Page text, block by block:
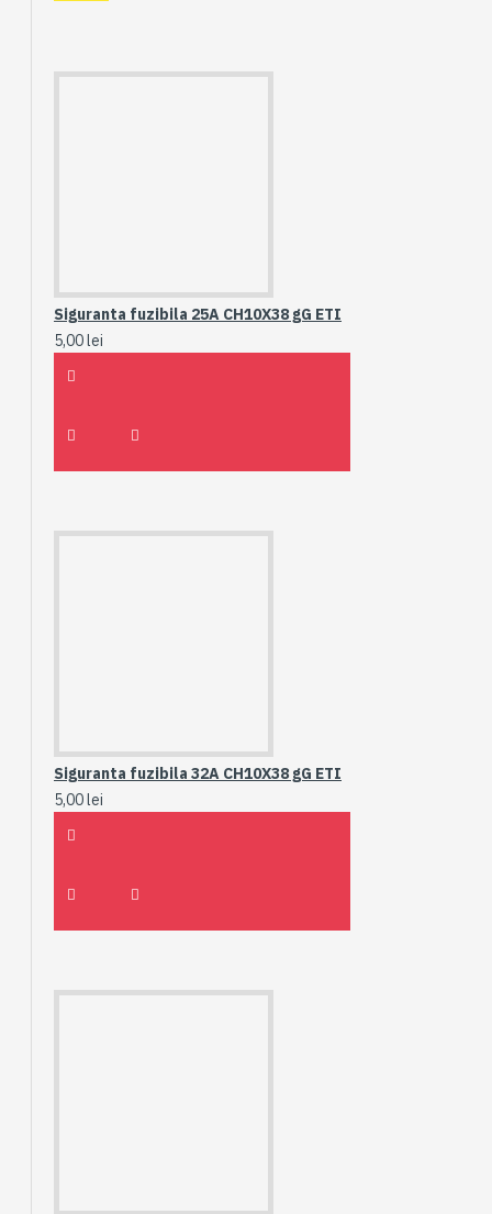
Siguranta fuzibila 25A CH10X38 gG ETI
5,00 lei
Siguranta fuzibila 32A CH10X38 gG ETI
5,00 lei